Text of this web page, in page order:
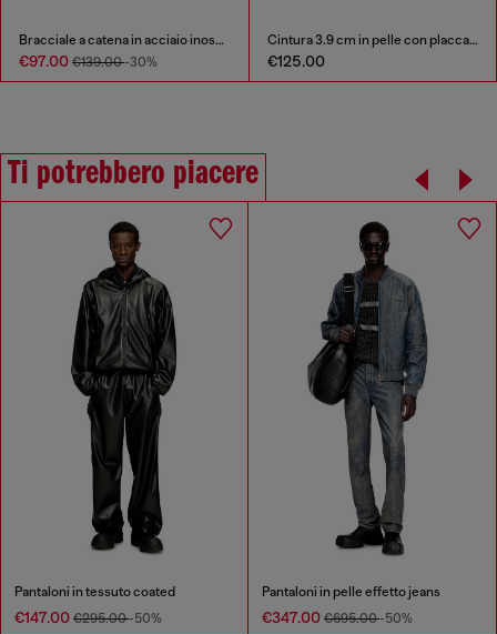
Bracciale a catena in acciaio inossidabile
€97.00 €139.00-30%
Cintura 3.9 cm in pelle con placca logo
€125.00
Ti potrebbero piacere
Pantaloni in tessuto coated
€147.00 €295.00-50%
Pantaloni in pelle effetto jeans
€347.00 €695.00-50%